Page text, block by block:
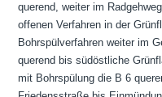
querend, weiter im
offenen Verfahren in der
Bohrspülverfahren weiter im
querend bis südöstliche
mit Bohrspülung die B 6